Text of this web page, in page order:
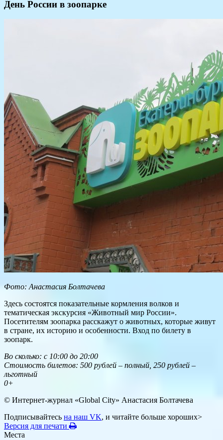
День России в зоопарке
Фото: Анастасия Болтачева
Здесь состоятся показательные кормления волков и
тематическая экскурсия «Животный мир России».
Посетителям зоопарка расскажут о животных, которые живут
в стране, их историю и особенности. Вход по билету в
зоопарк.
Во сколько: с 10:00 до 20:00
Стоимость билетов: 500 рублей – полный, 250 рублей –
льготный
0+
© Интернет-журнал «Global City» Анастасия Болтачева
Подписывайтесь на наш VK, и читайте больше хороших>
Версия для печати
Места